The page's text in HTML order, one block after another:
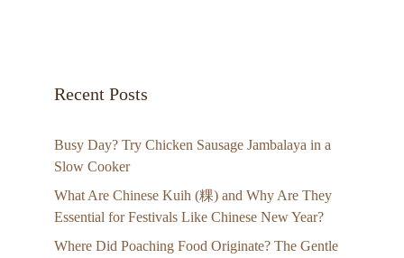
Recent Posts
Busy Day? Try Chicken Sausage Jambalaya in a
Slow Cooker
What Are Chinese Kuih (粿) and Why Are They
Essential for Festivals Like Chinese New Year?
Where Did Poaching Food Originate? The Gentle